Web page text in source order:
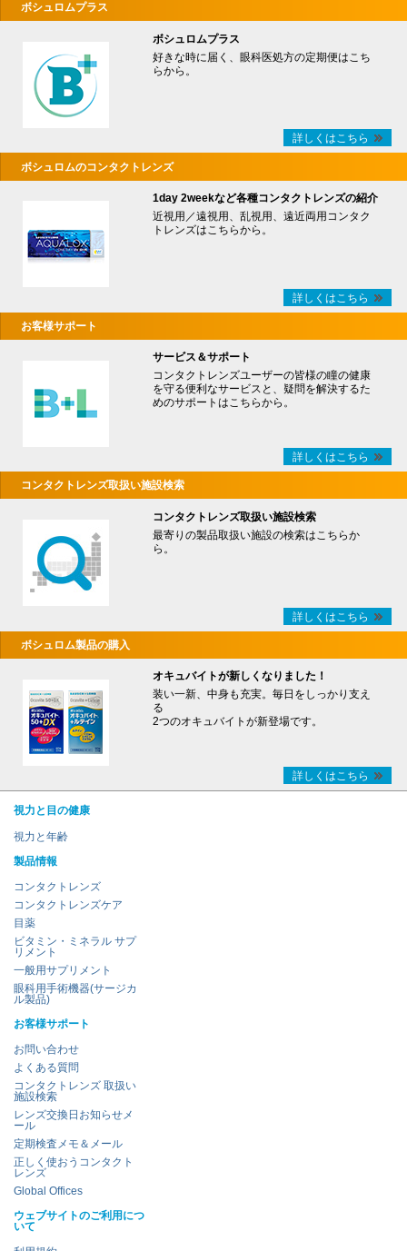
ボシュロムプラス
ボシュロムプラス
好きな時に届く、眼科医処方の定期便はこち
らから。
詳しくはこちら
ボシュロムのコンタクトレンズ
1day 2weekなど各種コンタクトレンズの紹介
近視用／遠視用、乱視用、遠近両用コンタク
トレンズはこちらから。
詳しくはこちら
お客様サポート
サービス＆サポート
コンタクトレンズユーザーの皆様の瞳の健康
を守る便利なサービスと、疑問を解決するた
めのサポートはこちらから。
詳しくはこちら
コンタクトレンズ取扱い施設検索
コンタクトレンズ取扱い施設検索
最寄りの製品取扱い施設の検索はこちらか
ら。
詳しくはこちら
ボシュロム製品の購入
オキュバイトが新しくなりました！
装い一新、中身も充実。毎日をしっかり支え
る
2つのオキュバイトが新登場です。
詳しくはこちら
視力と目の健康
視力と年齢
製品情報
コンタクトレンズ
コンタクトレンズケア
目薬
ビタミン・ミネラル サプ
リメント
一般用サプリメント
眼科用手術機器(サージカ
ル製品)
お客様サポート
お問い合わせ
よくある質問
コンタクトレンズ 取扱い
施設検索
レンズ交換日お知らせメ
ール
定期検査メモ＆メール
正しく使おうコンタクト
レンズ
Global Offices
ウェブサイトのご利用につ
いて